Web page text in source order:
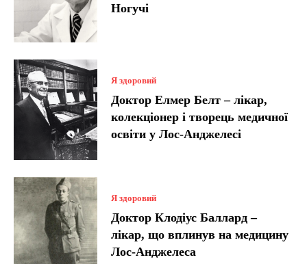
Ногучі
Я здоровий
Доктор Елмер Белт – лікар,
колекціонер і творець медичної
освіти у Лос-Анджелесі
Я здоровий
Доктор Клодіус Баллард –
лікар, що вплинув на медицину
Лос-Анджелеса